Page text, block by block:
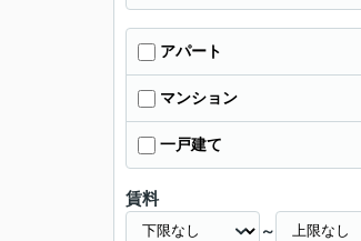
アパート
マンション
一戸建て
賃料
～